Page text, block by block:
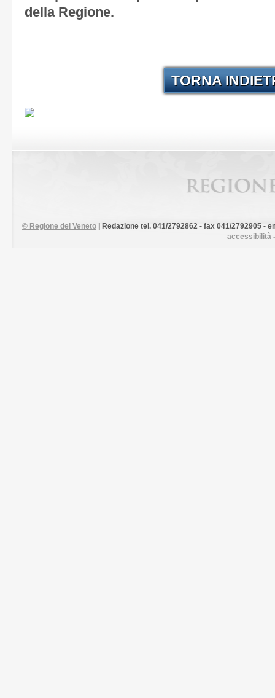
della Regione.
TORNA
© Regione del Veneto
| Redazione tel. 041/2792862 - fax 041/2792905 -
accessibilità